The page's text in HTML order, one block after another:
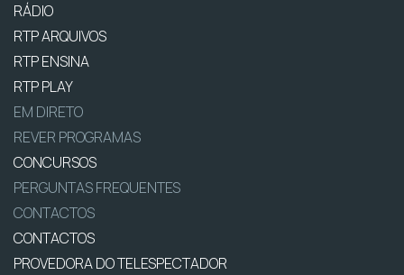
RÁDIO
RTP ARQUIVOS
RTP ENSINA
RTP PLAY
EM DIRETO
REVER PROGRAMAS
CONCURSOS
PERGUNTAS FREQUENTES
CONTACTOS
CONTACTOS
PROVEDORA DO TELESPECTADOR